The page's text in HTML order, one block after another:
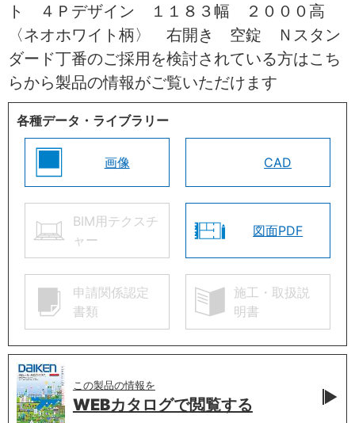
ト ４Ｐデザイン １１８３幅 ２０００高
〈ネオホワイト柄〉 右開き 空錠 Ｎスタン
ダード丁番のご採用を検討されている方はこち
らから製品の情報がご覧いただけます
各種データ・ライブラリー
画像 CAD
BIM用テクスチ
ャー
図面PDF
申請関係認定
書類
施工・取扱説
明書
この製品の情報を
WEBカタログで閲覧する